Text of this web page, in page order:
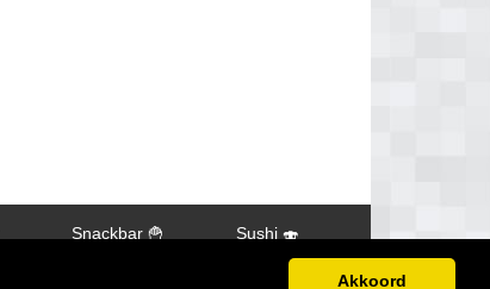
Akkoord
Sushi 🍣
Snackbar 🍟